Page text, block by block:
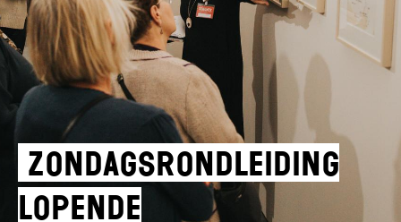
Zondagsrondleiding
lopende